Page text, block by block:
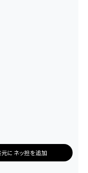
にネッ担を追加